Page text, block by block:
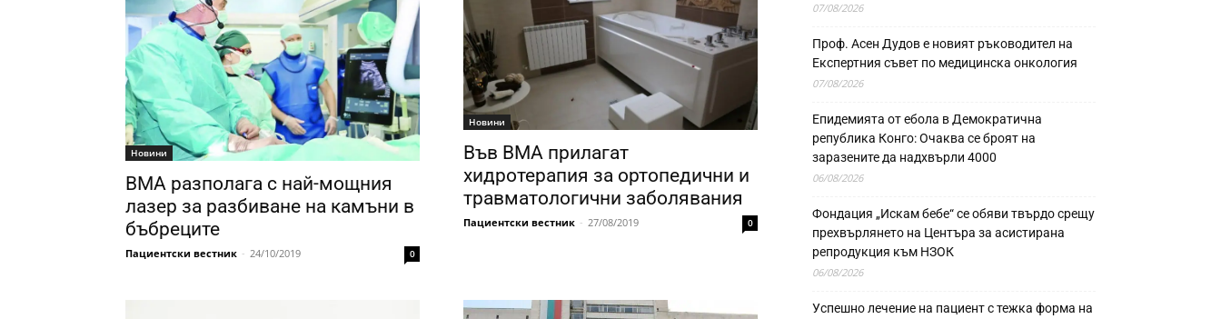
Новини
ВМА разполага с най-мощния
лазер за разбиване на камъни в
бъбреците
Пациентски вестник - 24/10/2019 0
Новини
Във ВМА прилагат
хидротерапия за ортопедични и
травматологични заболявания
Пациентски вестник - 27/08/2019 0
07/08/2026
Проф. Асен Дудов е новият ръководител на
Експертния съвет по медицинска онкология
07/08/2026
Епидемията от ебола в Демократична
република Конго: Очаква се броят на
заразените да надхвърли 4000
06/08/2026
Фондация „Искам бебе“ се обяви твърдо срещу
прехвърлянето на Центъра за асистирана
репродукция към НЗОК
06/08/2026
Успешно лечение на пациент с тежка форма на